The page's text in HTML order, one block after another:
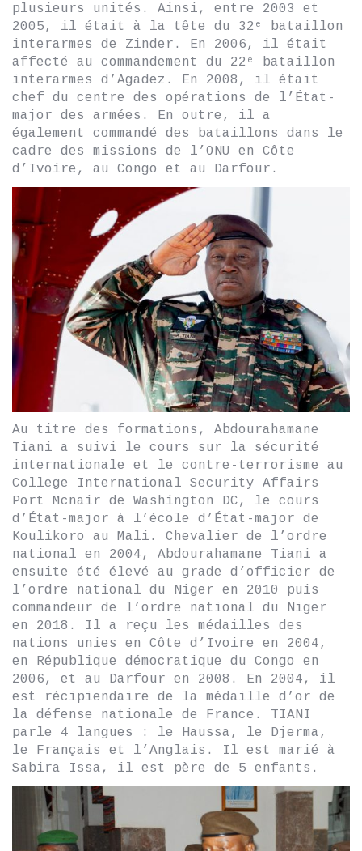
plusieurs unités. Ainsi, entre 2003 et
2005, il était à la tête du 32ᵉ bataillon
interarmes de Zinder. En 2006, il était
affecté au commandement du 22ᵉ bataillon
interarmes d’Agadez. En 2008, il était
chef du centre des opérations de l’État-
major des armées. En outre, il a
également commandé des bataillons dans le
cadre des missions de l’ONU en Côte
d’Ivoire, au Congo et au Darfour.
Au titre des formations, Abdourahamane
Tiani a suivi le cours sur la sécurité
internationale et le contre-terrorisme au
College International Security Affairs
Port Mcnair de Washington DC, le cours
d’État-major à l’école d’État-major de
Koulikoro au Mali. Chevalier de l’ordre
national en 2004, Abdourahamane Tiani a
ensuite été élevé au grade d’officier de
l’ordre national du Niger en 2010 puis
commandeur de l’ordre national du Niger
en 2018. Il a reçu les médailles des
nations unies en Côte d’Ivoire en 2004,
en République démocratique du Congo en
2006, et au Darfour en 2008. En 2004, il
est récipiendaire de la médaille d’or de
la défense nationale de France. TIANI
parle 4 langues : le Haussa, le Djerma,
le Français et l’Anglais. Il est marié à
Sabira Issa, il est père de 5 enfants.